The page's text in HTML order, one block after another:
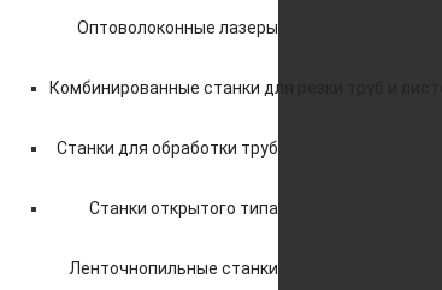
Оптоволоконные лазеры
Комбинированные станки для резки труб и
Станки для обработки труб
Станки открытого типа
Ленточнопильные станки